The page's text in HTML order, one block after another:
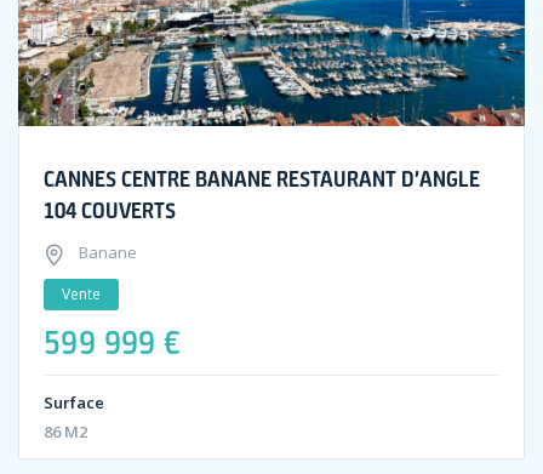
CANNES CENTRE BANANE RESTAURANT D’ANGLE
104 COUVERTS
Banane
Vente
599 999 €
Surface
86 M2